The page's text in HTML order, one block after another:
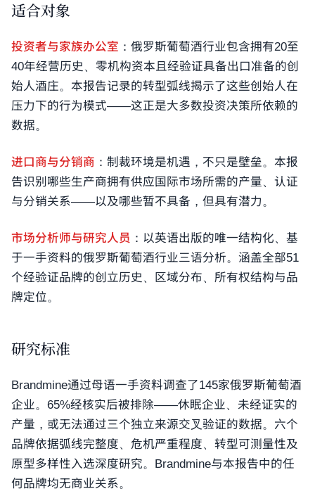
适合对象
投资者与家族办公室 ：俄罗斯葡萄酒行业包含拥有20至
40年经营历史、零机构资本且经验证具备出口准备的创
始人酒庄。本报告记录的转型弧线揭示了这些创始人在
压力下的行为模式——这正是大多数投资决策所依赖的
数据。
进口商与分销商 ：制裁环境是机遇，不只是壁垒。本报
告识别哪些生产商拥有供应国际市场所需的产量、认证
与分销关系——以及哪些暂不具备，但具有潜力。
市场分析师与研究人员 ：以英语出版的唯一结构化、基
于一手资料的俄罗斯葡萄酒行业三语分析。涵盖全部51
个经验证品牌的创立历史、区域分布、所有权结构与品
牌定位。
研究标准
Brandmine通过母语一手资料调查了145家俄罗斯葡萄酒
企业。65%经核实后被排除——休眠企业、未经证实的
产量，或无法通过三个独立来源交叉验证的数据。六个
品牌依据弧线完整度、危机严重程度、转型可测量性及
原型多样性入选深度研究。Brandmine与本报告中的任
何品牌均无商业关系。